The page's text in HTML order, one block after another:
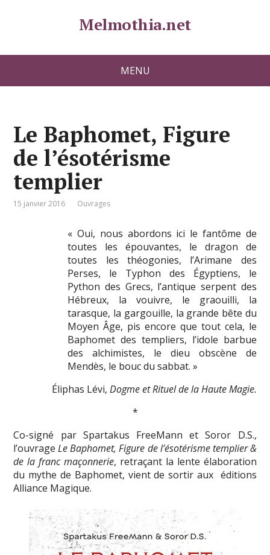
Melmothia.net
MENU
Le Baphomet, Figure
de l’ésotérisme
templier
15 janvier 2016 Ouvrages
« Oui, nous abordons ici le fantôme de
toutes les épouvantes, le dragon de
toutes les théogonies, l’Arimane des
Perses, le Typhon des Égyptiens, le
Python des Grecs, l’antique serpent des
Hébreux, la vouivre, le graouilli, la
tarasque, la gargouille, la grande bête du
Moyen Âge, pis encore que tout cela, le
Baphomet des templiers, l’idole barbue
des alchimistes, le dieu obscène de
Mendès, le bouc du sabbat. »
Éliphas Lévi, Dogme et Rituel de la Haute Magie.
*
Co-signé par Spartakus FreeMann et Soror D.S.,
l’ouvrageLe Baphomet, Figure de l’ésotérisme templier &
de la franc­ maçonnerie, retraçant la lente élaboration
du mythe de Baphomet, vient de sortir aux éditions
Alliance Magique.